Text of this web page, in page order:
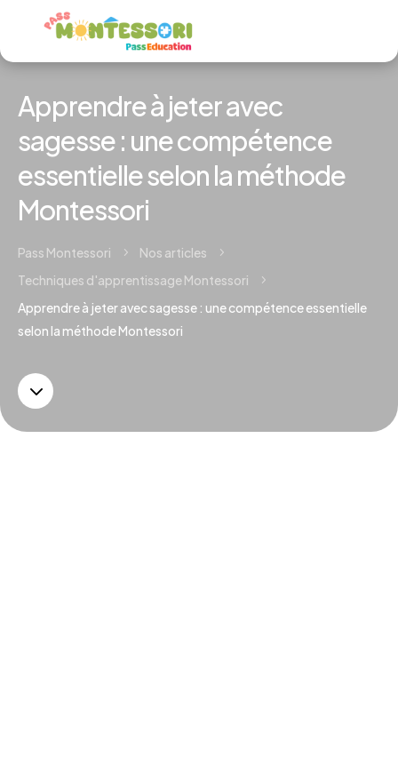
Apprendre à jeter avec
sagesse : une compétence
essentielle selon la méthode
Montessori
Pass Montessori 5 Nos articles 5
Techniques d'apprentissage Montessori 5
Apprendre à jeter avec sagesse : une compétence essentielle
selon la méthode Montessori
3